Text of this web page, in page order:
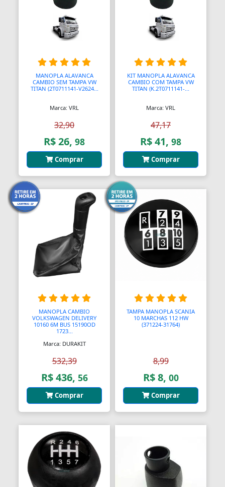
Batedeiras
Batedores
Bicicletários
Bicos Unidades Injetoras
Bicos de Mamadeira
Bicos de Pato
Bielas
Bielas
Bieletas
Bigornas
Biscoitinhos de Bebês
Bloco Completo
Blocos de Concreto
Blocágens
Bobina Compressor
Bobinadeiras
Bobinas De Ignição
Bobinas Impulsoras
Bobinas de Ignição
Bobinas para Máquinas
Bocais
MANOPLA ALAVANCA
CAMBIO SEM TAMPA VW
TITAN (2T0711141-V2624...
Marca: VRL
32,90
R$ 26, 98
Comprar
KIT MANOPLA ALAVANCA
CAMBIO COM TAMPA VW
TITAN (K.2T0711141-...
Marca: VRL
47,17
R$ 41, 98
Comprar
MANOPLA CAMBIO
VOLKSWAGEN DELIVERY
10160 6M BUS 15190OD
1723...
Marca: DURAKIT
532,39
R$ 436, 56
Comprar
TAMPA MANOPLA SCANIA
10 MARCHAS 112 HW
(371224-31764)
8,99
R$ 8, 00
Comprar